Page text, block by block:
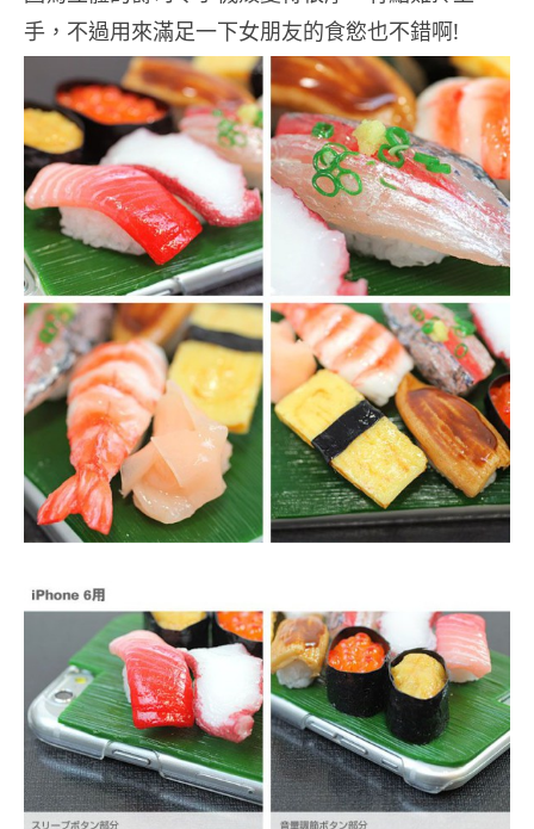
手，不過用來滿足一下女朋友的食慾也不錯啊!